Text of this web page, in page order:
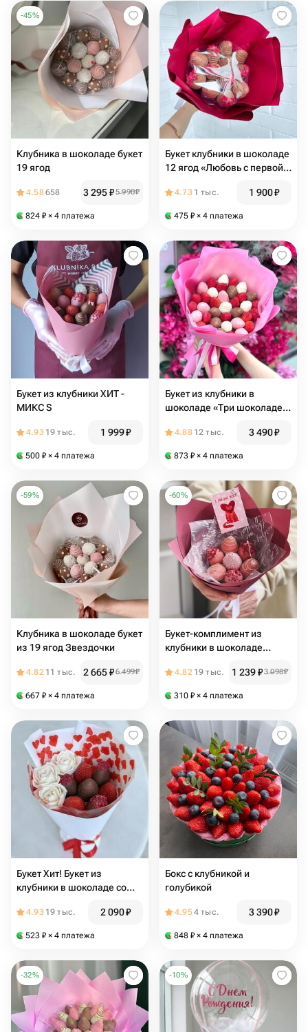
-45%
Клубника в шоколаде букет
19 ягод
4.58658 3 295₽5 990₽
824 ₽ × 4 платежа
Букет клубники в шоколаде
12 ягод «Любовь с первой
4.73 1 тыс. 1 900₽
475 ₽ × 4 платежа
Букет из клубники ХИТ -
МИКС S
4.93 19 тыс. 1 999₽
500 ₽ × 4 платежа
Букет из клубники в
шоколаде «Три шоколаде»
4.88 12 тыс. 3 490₽
873 ₽ × 4 платежа
-59%
Клубника в шоколаде букет
из 19 ягод Звездочки
4.82 11 тыс. 2 665₽6 499₽
667 ₽ × 4 платежа
-60%
Букет-комплимент из
клубники в шоколаде
4.82 19 тыс. 1 239₽3 098₽
310 ₽ × 4 платежа
Букет Хит! Букет из
клубники в шоколаде со
НЕЁ S
4.93 19 тыс. 2 090₽
523 ₽ × 4 платежа
Бокс с клубникой и
голубикой
4.954 тыс. 3 390₽
848 ₽ × 4 платежа
-32% -10%